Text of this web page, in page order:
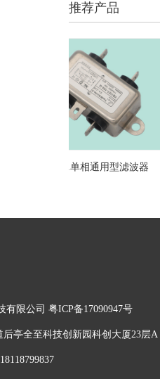
推荐产品
YB-11单相通用型滤波器
有限公司 粤ICP备17090947号
亭全至科技创新园科创大厦23层A